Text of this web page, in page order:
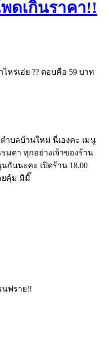
ดเกินราคา!!
หร่เอ่ย ?? ตอบคือ 59 บาท
ำบลบ้านใหม่ นี่เองคะ เมนู
มดา ทุกอย่างเจ้าของร้าน
กันนะคะ เปิดร้าน 18.00
ยคุ้ม มิมิ๊
นฟราย!!